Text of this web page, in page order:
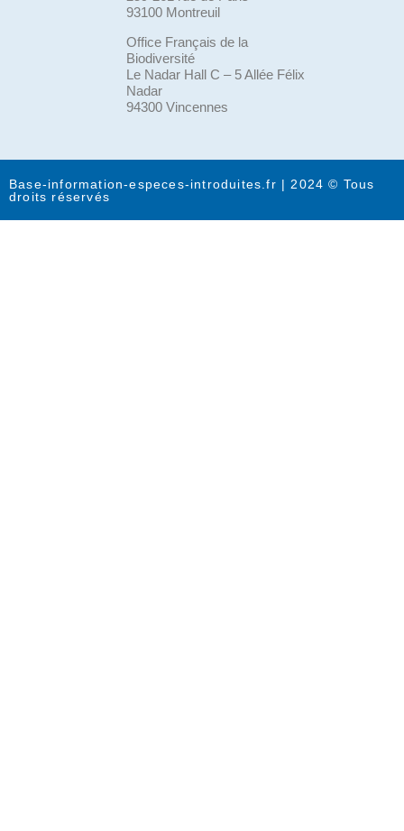
93100 Montreuil
Office Français de la
Biodiversité
Le Nadar Hall C – 5 Allée Félix
Nadar
94300 Vincennes
Base-information-especes-introduites.fr | 2024 © Tous
droits réservés